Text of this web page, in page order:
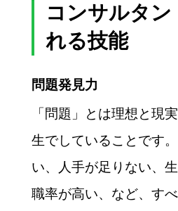
コンサルタン
れる技能
問題発見力
「問題」とは理想と現
生でしていることです
い、人手が足りない、
職率が高い、など、す